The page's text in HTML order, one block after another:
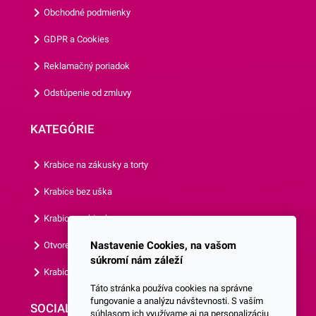
balenie obsahuje 8 kusov
prezrieť si aj ostatné párty
doplnky z našej ponuky.
Obchodné podmienky
GDPR a Cookies
Reklamačný poriadok
Odstúpenie od zmluvy
KATEGÓRIE
Krabice na zákusky a torty
Krabice bez uška
Krabice s okienkom
Otvorená krabica
Krabice s vlastným logom
SOCIALNE SIETE
Nastavenie Cookies, na vašom
súkromí nám záleží
Táto stránka používa cookies na správne
fungovanie a analýzu návštevnosti. S vaším
súhlasom ich využívame aj na personalizáciu